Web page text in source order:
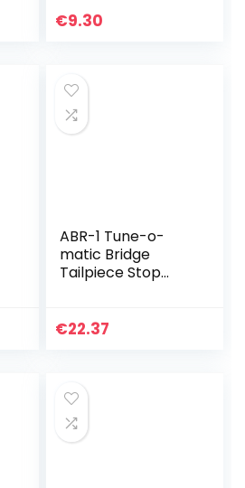
Fretboard Muting
€9.30
ABR-1 Tune-o-
matic Bridge
Tailpiece Stop
Gitaar onderdelen
€22.37